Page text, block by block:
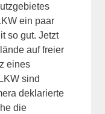
ein paar
so gut. Jetzt
auf freier
eines
sind
deklarierte
die